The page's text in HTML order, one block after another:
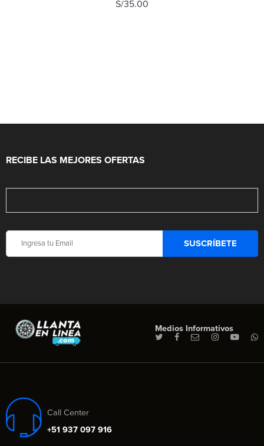
S/35.00
RECIBE LAS MEJORES OFERTAS
Medios Informativos
Call Center
+51 937 097 916